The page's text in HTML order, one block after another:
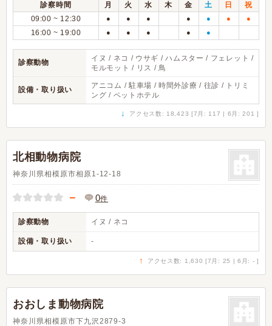
診察時間 月 火 水 木 金 土 日
祝
09:00 ~ 12:30
● ● ● ● ● ● ●
16:00 ~ 19:00 ● ● ● ● ●
診察動物
イヌ / ネコ / ウサギ / ハムスター / フェレット /
モルモット / リス / 鳥
設備・取り扱い
アニコム / 駐車場 / 時間外診療 / 往診 / トリミ
ング / ペットホテル
↓ アクセス数: 18,423 [7月: 117 | 6月: 201 ]
北相動物病院
神奈川県相模原市相原1-12-18
－ 0件
診察動物 イヌ / ネコ
設備・取り扱い -
↑ アクセス数: 1,630 [7月: 25 | 6月: - ]
おおしま動物病院
神奈川県相模原市下九沢2879-3